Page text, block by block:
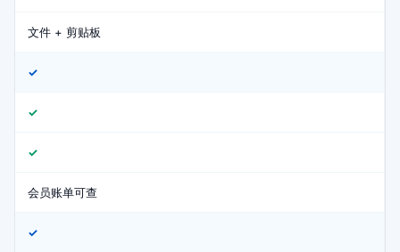
文件 + 剪贴板
✓
✓
✓
会员账单可查
✓